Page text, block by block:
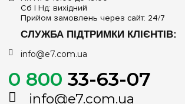
Сб | Нд: вихідний
Прийом замовлень через сайт: 24/7
СЛУЖБА ПІДТРИМКИ КЛІЄНТІВ:
info@e7.com.ua
0 800 33-63-07
info@e7.com.ua